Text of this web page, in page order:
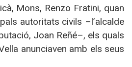
Mons, Renzo Fratini, quan
autoritats civils –l’alcalde
Joan Reñé–, els quals
anunciaven amb els seus